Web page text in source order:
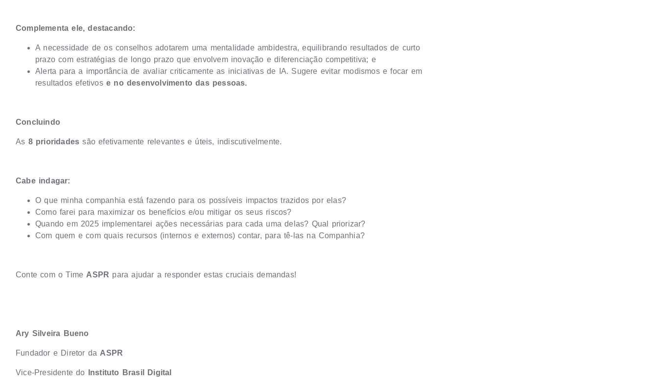
Complementa ele, destacando:
A necessidade de os conselhos adotarem uma mentalidade ambidestra, equilibrando resultados de curto
prazo com estratégias de longo prazo que envolvem inovação e diferenciação competitiva; e
Alerta para a importância de avaliar criticamente as iniciativas de IA. Sugere evitar modismos e focar em
resultados efetivos e no desenvolvimento das pessoas.
Concluindo
As 8 prioridades são efetivamente relevantes e úteis, indiscutivelmente.
Cabe indagar:
O que minha companhia está fazendo para os possíveis impactos trazidos por elas?
Como farei para maximizar os benefícios e/ou mitigar os seus riscos?
Quando em 2025 implementarei ações necessárias para cada uma delas? Qual priorizar?
Com quem e com quais recursos (internos e externos) contar, para tê-las na Companhia?
Conte com o Time ASPR para ajudar a responder estas cruciais demandas!
Ary Silveira Bueno
Fundador e Diretor da ASPR
Vice-Presidente do Instituto Brasil Digital